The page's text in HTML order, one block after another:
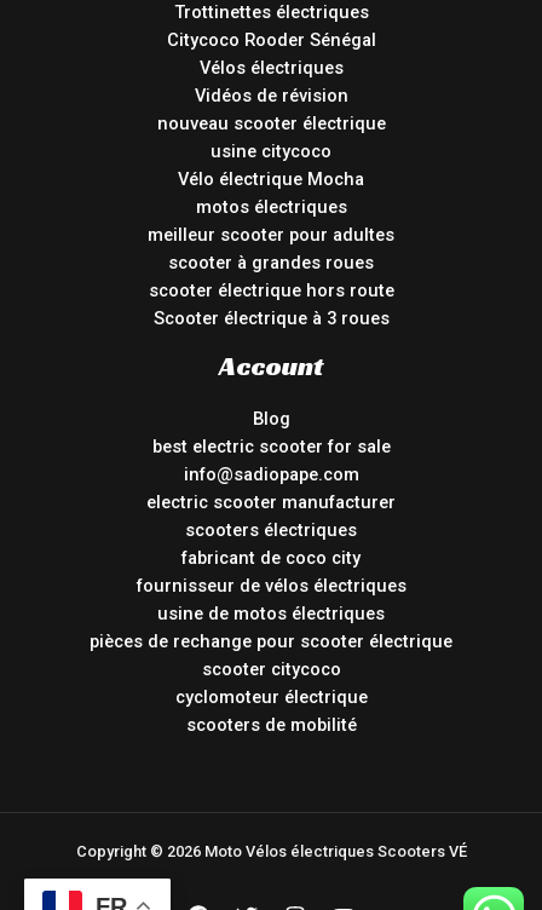
Trottinettes électriques
Citycoco Rooder Sénégal
Vélos électriques
Vidéos de révision
nouveau scooter électrique
usine citycoco
Vélo électrique Mocha
motos électriques
meilleur scooter pour adultes
scooter à grandes roues
scooter électrique hors route
Scooter électrique à 3 roues
Account
Blog
best electric scooter for sale
info@sadiopape.com
electric scooter manufacturer
scooters électriques
fabricant de coco city
fournisseur de vélos électriques
usine de motos électriques
pièces de rechange pour scooter électrique
scooter citycoco
cyclomoteur électrique
scooters de mobilité
Copyright © 2026 Moto Vélos électriques Scooters VÉ